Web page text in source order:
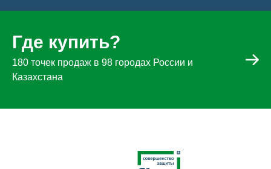
Где купить?
180 точек продаж в 98 городах России и
Казахстана